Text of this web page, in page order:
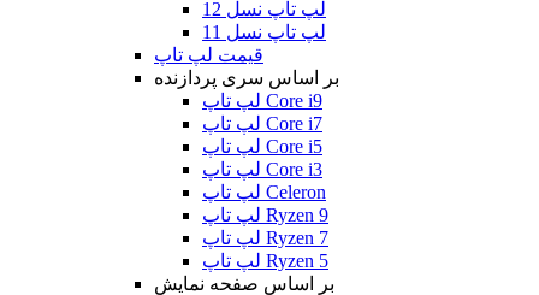
لپ تاپ نسل 12
لپ تاپ نسل 11
قیمت لپ تاپ
بر اساس سری پردازنده
لپ تاپ Core i9
لپ تاپ Core i7
لپ تاپ Core i5
لپ تاپ Core i3
لپ تاپ Celeron
لپ تاپ Ryzen 9
لپ تاپ Ryzen 7
لپ تاپ Ryzen 5
بر اساس صفحه نمایش